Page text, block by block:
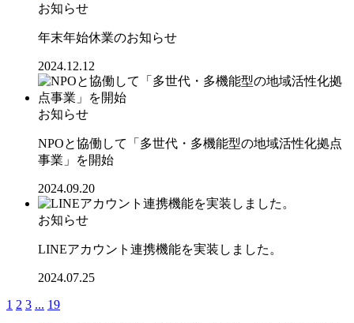
お知らせ
年末年始休業のお知らせ
2024.12.12
お知らせ
NPOと協働して「多世代・多機能型の地域活性化拠点
事業」を開始
2024.09.20
お知らせ
LINEアカウント連携機能を実装しました。
2024.07.25
1 2 3 ... 19